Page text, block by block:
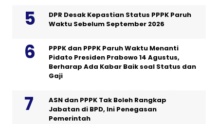
DPR Desak Kepastian Status PPPK Paruh
Waktu Sebelum September 2026
PPPK dan PPPK Paruh Waktu Menanti
Pidato Presiden Prabowo 14 Agustus,
Berharap Ada Kabar Baik soal Status dan
Gaji
ASN dan PPPK Tak Boleh Rangkap
Jabatan di BPD, Ini Penegasan
Pemerintah